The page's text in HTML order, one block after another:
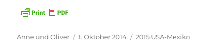
Autor
Anne und Oliver
Veröffentlicht
1. Oktober 2014 Kategorien
2015 USA-Mexiko